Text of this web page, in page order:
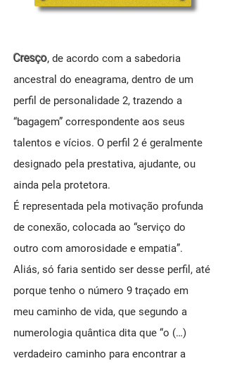
Cresço, de acordo com a sabedoria
ancestral do eneagrama, dentro de um
perfil de personalidade 2, trazendo a
“bagagem” correspondente aos seus
talentos e vícios. O perfil 2 é geralmente
designado pela prestativa, ajudante, ou
ainda pela protetora.
É representada pela motivação profunda
de conexão, colocada ao “serviço do
outro com amorosidade e empatia”.
Aliás, só faria sentido ser desse perfil, até
porque tenho o número 9 traçado em
meu caminho de vida, que segundo a
numerologia quântica dita que “o (…)
verdadeiro caminho para encontrar a